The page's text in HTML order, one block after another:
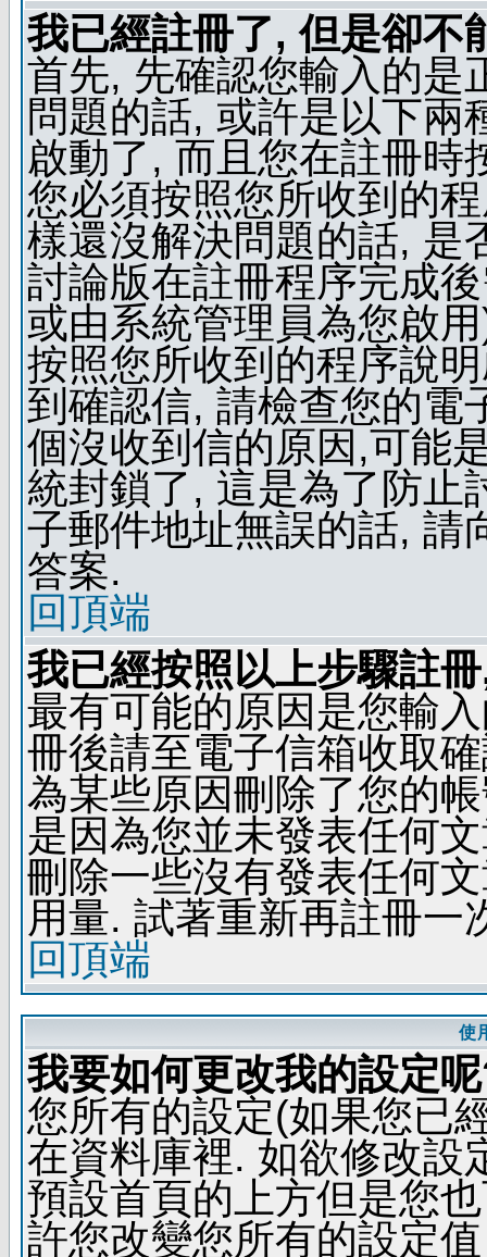
我已經註冊了, 但是卻不
首先, 先確認您輸入的是
問題的話, 或許是以下兩
啟動了, 而且您在註冊時
您必須按照您所收到的
樣還沒解決問題的話, 是
討論版在註冊程序完成
或由系統管理員為您啟
按照您所收到的程序說
到確認信, 請檢查您的電
個沒收到信的原因,可能
統封鎖了, 這是為了防止
子郵件地址無誤的話, 請
答案.
回頂端
我已經按照以上步驟註
最有可能的原因是您輸
冊後請至電子信箱收取
為某些原因刪除了您的
是因為您並未發表任何
刪除一些沒有發表任何
用量. 試著重新再註冊一
回頂端
使
我要如何更改我的設定
您所有的設定(如果您已
在資料庫裡. 如欲修改設
預設首頁的上方但是您
許您改變您所有的設定值